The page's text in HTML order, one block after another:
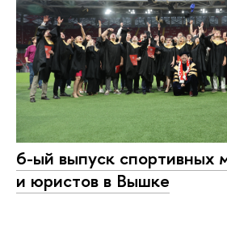
6-ый выпуск спортивных
и юристов в Вышке